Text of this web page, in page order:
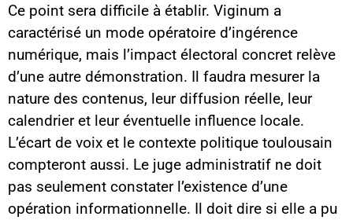
Ce point sera difficile à établir. Viginum a
caractérisé un mode opératoire d’ingérence
numérique, mais l’impact électoral concret relève
d’une autre démonstration. Il faudra mesurer la
nature des contenus, leur diffusion réelle, leur
calendrier et leur éventuelle influence locale.
L’écart de voix et le contexte politique toulousain
compteront aussi. Le juge administratif ne doit
pas seulement constater l’existence d’une
opération informationnelle. Il doit dire si elle a pu